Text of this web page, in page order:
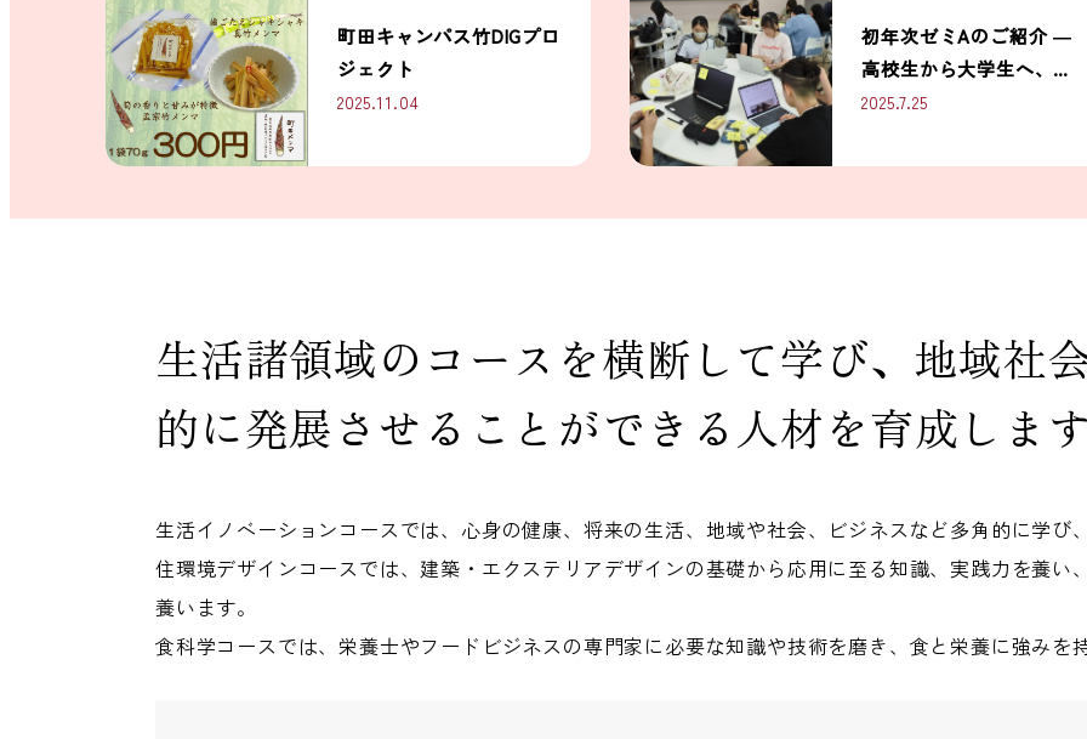
町田キャンパス竹DIGプロ
ジェクト
2025.11.04
初年次ゼミAのご紹介 ―
高校生から大学生へ、学
びの第一歩を支えるゼミ
2025.7.25
生活諸領域のコースを横断して学び、地域社
的に発展させることができる人材を育成しま
生活イノベーションコースでは、心身の健康、将来の生活、地域や社会、ビジネスなど多角的に学
住環境デザインコースでは、建築・エクステリアデザインの基礎から応用に至る知識、実践力を養い
養います。
食科学コースでは、栄養士やフードビジネスの専門家に必要な知識や技術を磨き、食と栄養に強みを